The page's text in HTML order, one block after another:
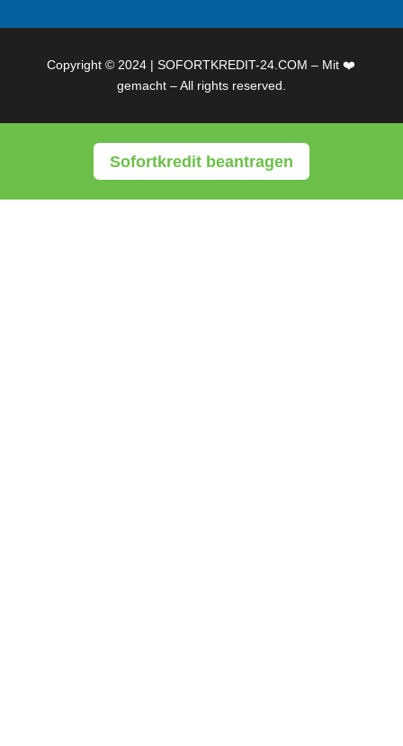
Copyright © 2024 | SOFORTKREDIT-24.COM – Mit ❤️
gemacht – All rights reserved.
Sofortkredit beantragen